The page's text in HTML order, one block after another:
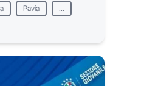
Pavia ...